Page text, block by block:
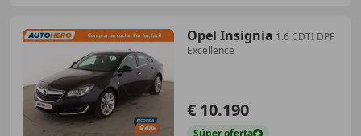
Opel Insignia 1.6 CDTI DPF
Excellence
€ 10.190
Súperoferta